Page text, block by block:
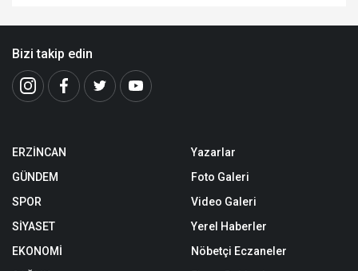
Bizi takip edin
ERZİNCAN
GÜNDEM
SPOR
SİYASET
EKONOMİ
Yazarlar
Foto Galeri
Video Galeri
Yerel Haberler
Nöbetçi Eczaneler